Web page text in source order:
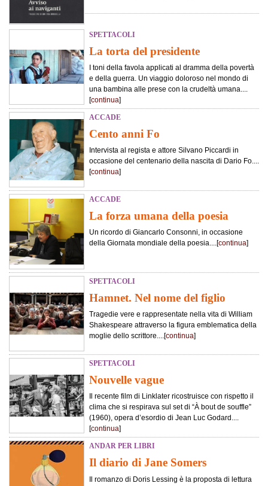
SPETTACOLI
La torta del presidente
I toni della favola applicati al dramma della povertà
e della guerra. Un viaggio doloroso nel mondo di
una bambina alle prese con la crudeltà umana....
[continua]
ACCADE
Cento anni Fo
Intervista al regista e attore Silvano Piccardi in
occasione del centenario della nascita di Dario Fo....
[continua]
ACCADE
La forza umana della poesia
Un ricordo di Giancarlo Consonni, in occasione
della Giornata mondiale della poesia....[continua]
SPETTACOLI
Hamnet. Nel nome del figlio
Tragedie vere e rappresentate nella vita di William
Shakespeare attraverso la figura emblematica della
moglie dello scrittore....[continua]
SPETTACOLI
Nouvelle vague
Il recente film di Linklater ricostruisce con rispetto il
clima che si respirava sul set di “À bout de souffle”
(1960), opera d’esordio di Jean Luc Godard....
[continua]
ANDAR PER LIBRI
Il diario di Jane Somers
Il romanzo di Doris Lessing è la proposta di lettura